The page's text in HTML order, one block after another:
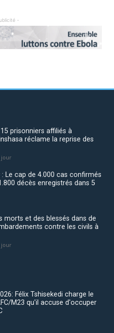
-
Next
prisonniers affiliés à
réclame la reprise des
jour
: Le cap de 4.000 cas confirmés
décès enregistrés dans 5
morts et des blessés dans de
contre les civils à
jour
Félix Tshisekedi charge le
M23 qu'il accuse d'occuper